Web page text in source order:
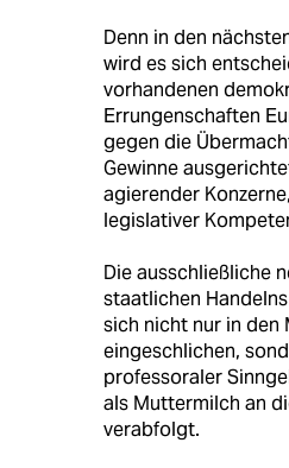
Denn in den
wird es sich
vorhandenen
Errungenschaften
gegen die
Gewinne
agierender
legislativer
Die ausschließliche
staatlichen
sich nicht nur in den
eingeschlichen,
professoraler
als Muttermilch an
verabfolgt.